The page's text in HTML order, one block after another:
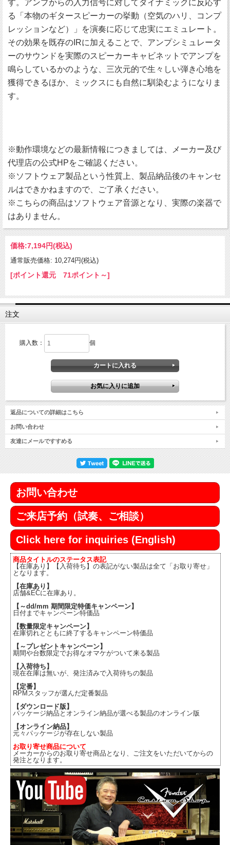
す。アンプからの入力信号に対してダイナミックに反応す
る「本物のギタースピーカーの挙動（空気のハリ、コンプ
レッションなど）」を演奏に応じて忠実にエミュレート。
その効果を既存のIRに加えることで、アンプシミュレータ
ーのサウンドを実際のスピーカーキャビネットでアンプを
鳴らしているかのような、三次元的で生々しい弾き心地を
獲得できるほか、ミックスにも自然に馴染むようになりま
す。
※動作環境などの最新情報につきましては、メーカー及び
代理店の公式HPをご確認ください。
※ソフトウェア製品という性質上、製品納品後のキャンセ
ルはできかねますので、ご了承ください。
※こちらの商品はソフトウェア音源となり、実際の楽器で
はありません。
価格:7,194円(税込)
通常販売価格: 10,274円(税込)
[ポイント還元 71ポイント～]
注文
購入数： 個
返品についての詳細はこちら
お問い合わせ
友達にメールですすめる
お問い合わせ
ご来店予約（試奏、ご相談）
Click here for inquiries (English)
商品タイトルのステータス表記
【在庫あり】【入荷待ち】の表記がない製品は全て「お取り寄せ」
となります。
【在庫あり】
店舗&ECに在庫あり。
【～dd/mm 期間限定特価キャンペーン】
日付までキャンペーン特価品
【数量限定キャンペーン】
在庫切れとともに終了するキャンペーン特価品
【～プレゼントキャンペーン】
期間や台数限定でお得なオマケがついて来る製品
【入荷待ち】
現在在庫は無いが、発注済みで入荷待ちの製品
【定番】
RPMスタッフが選んだ定番製品
【ダウンロード版】
パッケージ納品とオンライン納品が選べる製品のオンライン版
【オンライン納品】
元々パッケージが存在しない製品
お取り寄せ商品について
メーカーからのお取り寄せ商品となり、ご注文をいただいてからの
発注となります。